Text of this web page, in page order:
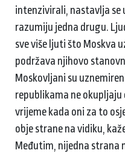
intenzivirali, nastavlja se
razumiju jedna drugu.
sve više ljuti što Moskva
podržava njihovo
Moskovljani su
republikama ne
vrijeme kada oni za to
obje strane na vidiku,
Međutim, nijedna strana